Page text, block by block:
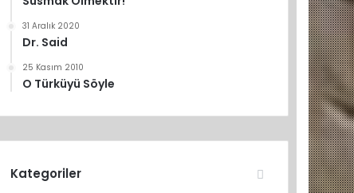
31 Aralık 2020
Dr. Said
25 Kasım 2010
O Türküyü Söyle
Kategoriler